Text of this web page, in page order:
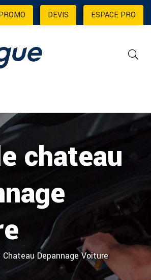
| DEVIS | ESPACE PRO
chateau
Chateau Depannage Voiture